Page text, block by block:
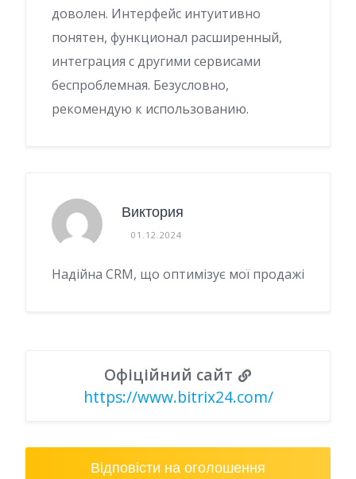
доволен. Интерфейс интуитивно
понятен, функционал расширенный,
интеграция с другими сервисами
беспроблемная. Безусловно,
рекомендую к использованию.
Виктория
01.12.2024
Надійна CRM, що оптимізує мої продажі
Офіційний сайт
https://www.bitrix24.com/
Відповісти на оголошення